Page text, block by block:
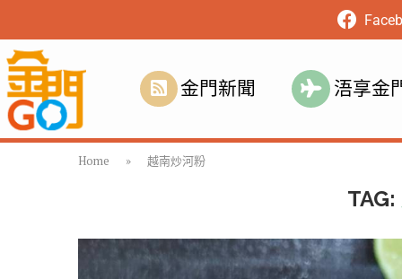
金門新聞 浯享金
Home » 越南炒河粉
TAG: